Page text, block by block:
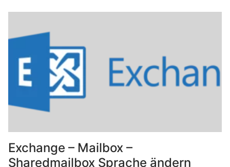
Exchange – Mailbox –
Sharedmailbox Sprache ändern